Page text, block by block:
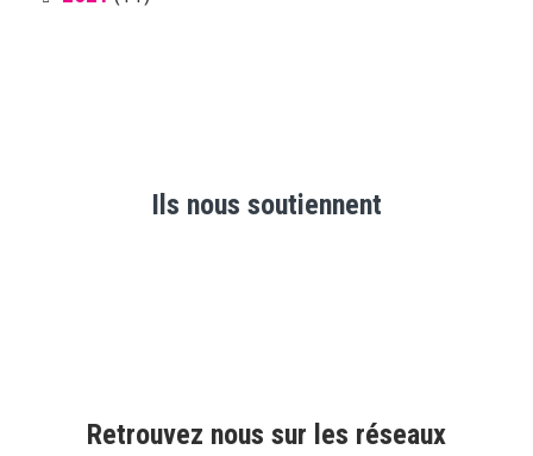
Ils nous soutiennent
Retrouvez nous sur les réseaux